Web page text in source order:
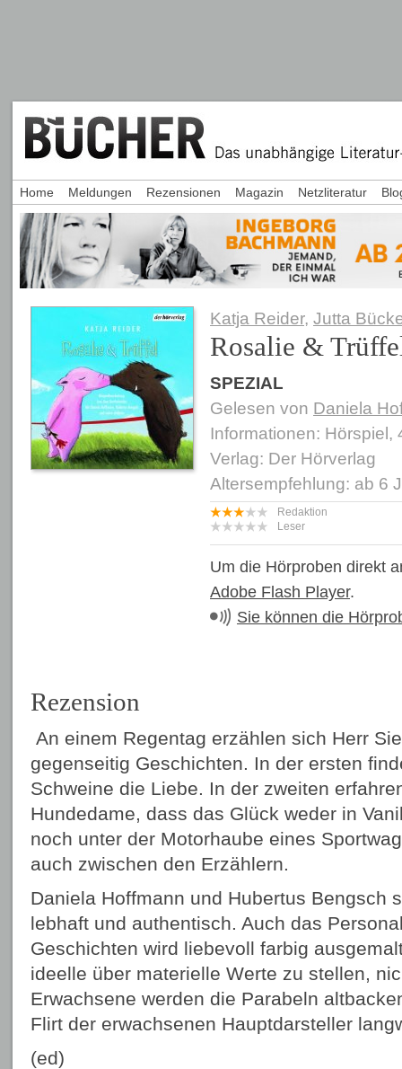
Katja Reider, Jutta
Rosalie &
SPEZIAL
Gelesen von Daniela
Informationen: Hörspiel,
Verlag: Der Hörverlag
Altersempfehlung: ab 6
Redaktion
Leser
Um die Hörproben direkt
Adobe Flash Player.
Sie können die
Rezension
An einem Regentag erzählen sich Herr
gegenseitig Geschichten. In der ersten
Schweine die Liebe. In der zweiten
Hundedame, dass das Glück weder in
noch unter der Motorhaube eines
auch zwischen den Erzählern.
Daniela Hoffmann und Hubertus Bengsch
lebhaft und authentisch. Auch das
Geschichten wird liebevoll farbig
ideelle über materielle Werte zu stellen,
Erwachsene werden die Parabeln
Flirt der erwachsenen Hauptdarsteller
(ed)
Home Meldungen Rezensionen Magazin Netzliteratur